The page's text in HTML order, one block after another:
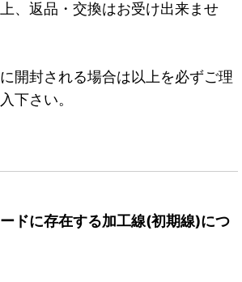
、返品・交換はお受け出来ませ
開封される場合は以上を必ずご理
下さい。
ードに存在する加工線(初期線)につ